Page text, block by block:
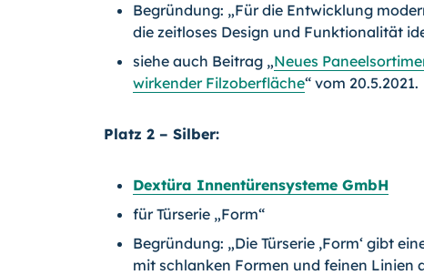
Begründung: „Für die Entwicklung
die zeitloses Design und Funktionalität
siehe auch Beitrag „Neues
wirkender Filzoberfläche“ vom 20.5.2021.
Platz 2 – Silber:
Dextüra Innentürensysteme GmbH
für Türserie „Form“
Begründung: „Die Türserie ,Form‘ gibt
mit schlanken Formen und feinen Linien